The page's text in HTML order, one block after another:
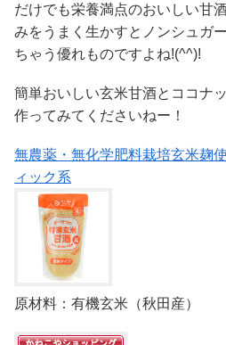
だけでも栄養満点のおいしい甘
みをうまく生かすとノンシュガ
ちゃう優れものですよね!(^^)!
簡単おいしい玄米甘酒とココナ
作ってみてくださいねー！
無農薬・無化学肥料栽培玄米麹
ィック系
原材料：有機玄米（秋田産）